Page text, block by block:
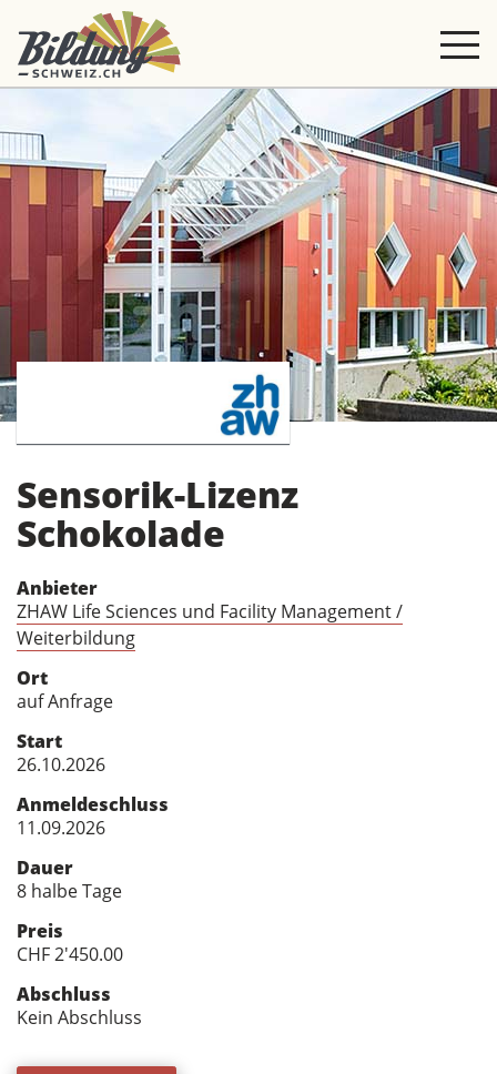
Sensorik-Lizenz
Schokolade
Anbieter
ZHAW Life Sciences und Facility Management /
Weiterbildung
Ort
auf Anfrage
Start
26.10.2026
Anmeldeschluss
11.09.2026
Dauer
8 halbe Tage
Preis
CHF 2'450.00
Abschluss
Kein Abschluss